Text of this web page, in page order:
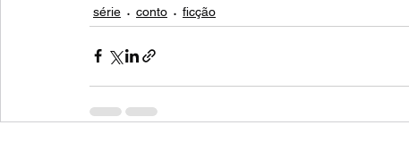
série
conto ficção